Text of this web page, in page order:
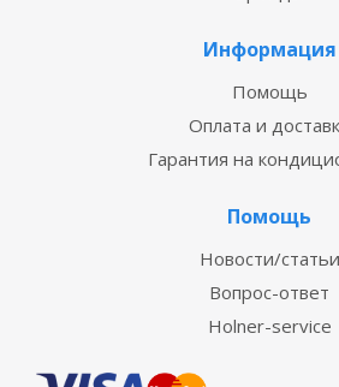
Информация
Помощь
Оплата и
Гарантия на
Помощь
Новости/статьи
Вопрос-ответ
Holner-service